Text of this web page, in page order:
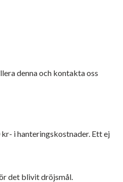
denna och kontakta oss
i hanteringskostnader. Ett ej
det blivit dröjsmål.